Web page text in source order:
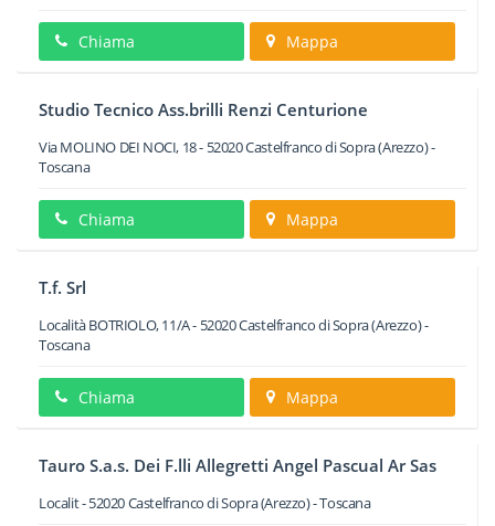
Chiama Mappa
Studio Tecnico Ass.brilli Renzi Centurione
Via MOLINO DEI NOCI, 18- 52020Castelfranco di Sopra(Arezzo) -
Toscana
Chiama Mappa
T.f. Srl
Località BOTRIOLO, 11/A- 52020Castelfranco di Sopra(Arezzo) -
Toscana
Chiama Mappa
Tauro S.a.s. Dei F.lli Allegretti Angel Pascual Ar Sas
Localit-52020Castelfranco di Sopra(Arezzo) -Toscana